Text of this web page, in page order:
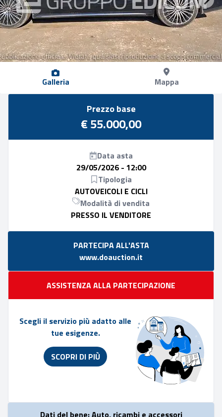
Galleria Mappa
Prezzo base
€ 55.000,00
Data asta
29/05/2026 - 12:00
Tipologia
AUTOVEICOLI E CICLI
Modalità di vendita
PRESSO IL VENDITORE
PARTECIPA ALL'ASTA
www.doauction.it
ASSISTENZA ALLA PARTECIPAZIONE
Scegli il servizio più adatto alle
tue esigenze.
SCOPRI DI PIÙ
Dati del bene: Auto, ricambi e accessori